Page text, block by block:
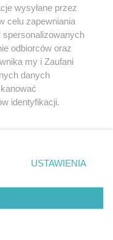
z umieszczaniem w
Jakiekolwiek użycie lub
z naruszeniem prawa,
wysyłane przez
celu zapewniania
odbiorców oraz
my i Zaufani
danych
identyfikacji.
prywatności
strony
zgody
się takiemu
zastosowanie tylko
USTAWIENIA